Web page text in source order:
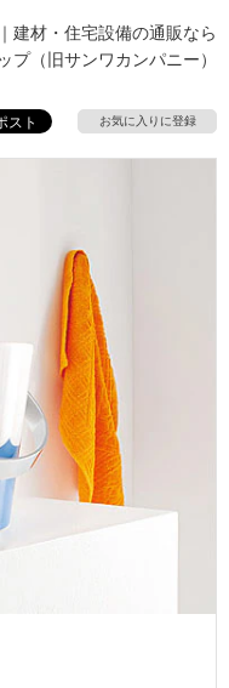
・トイレ
ーリング・床材
ト用品
ル・壁材
石・石材
品
様訪問インタビュー
ショールーム
ショールーム
ルビーみのお
ての方へ
ーム公開
わり 3年保証
いの
スタイリング
デア
ライン相談
のリノベ会社が
リノベりす
建材・住宅設備の通販なら
プ（旧サンワカンパニー）
お気に入りに登録